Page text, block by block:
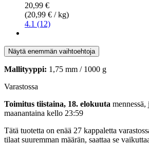
20,99 €
(20,99 € / kg)
4.1 (12)
Näytä enemmän vaihtoehtoja
Mallityyppi: 1,75 mm / 1000 g
Varastossa
Toimitus tiistaina, 18. elokuuta
maanantaina kello 23:59
Tätä tuotetta on enää 27 kappaletta
tilaat suuremman määrän, saattaa se